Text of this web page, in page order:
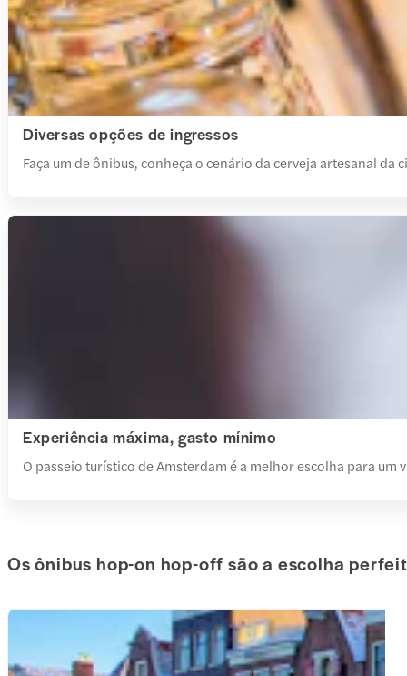
Diversas opções de ingressos
Faça umde ônibus, conheça o cenário da cerveja artesanal da
Experiência máxima, gasto mínimo
O passeio turístico de Amsterdam é a melhor escolha para
Os ônibus hop-on hop-off são a escolha